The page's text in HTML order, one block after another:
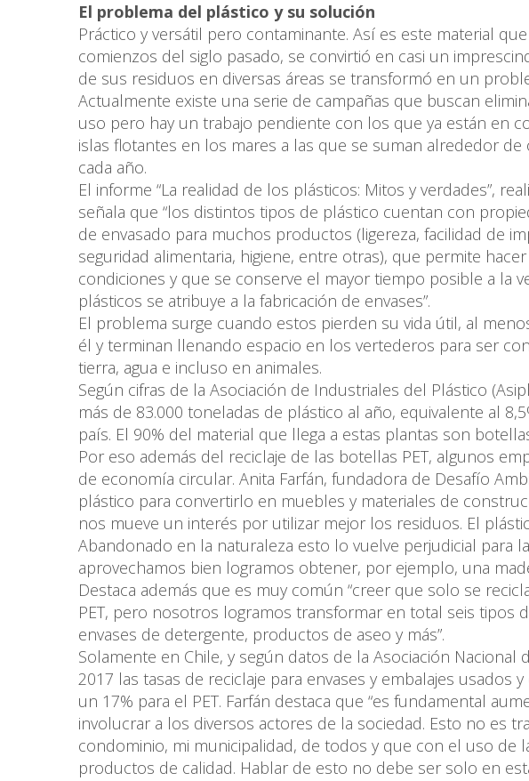
El problema del plástico y su solución
Práctico y versátil pero contaminante. Así es este material
comienzos del siglo pasado, se convirtió en casi un
de sus residuos en diversas áreas se transformó en un
Actualmente existe una serie de campañas que buscan
uso pero hay un trabajo pendiente con los que ya están en
islas flotantes en los mares a las que se suman alrededor
cada año.
El informe “La realidad de los plásticos: Mitos y verdades”,
señala que “los distintos tipos de plástico cuentan con
de envasado para muchos productos (ligereza, facilidad de
seguridad alimentaria, higiene, entre otras), que permite
condiciones y que se conserve el mayor tiempo posible a la
plásticos se atribuye a la fabricación de envases”.
El problema surge cuando estos pierden su vida útil, al
él y terminan llenando espacio en los vertederos para ser
tierra, agua e incluso en animales.
Según cifras de la Asociación de Industriales del Plástico
más de 83.000 toneladas de plástico al año, equivalente al
país. El 90% del material que llega a estas plantas son
Por eso además del reciclaje de las botellas PET, algunos
de economía circular. Anita Farfán, fundadora de Desafío
plástico para convertirlo en muebles y materiales de
nos mueve un interés por utilizar mejor los residuos. El
Abandonado en la naturaleza esto lo vuelve perjudicial para
aprovechamos bien logramos obtener, por ejemplo, una
Destaca además que es muy común “creer que solo se
PET, pero nosotros logramos transformar en total seis tipos
envases de detergente, productos de aseo y más”.
Solamente en Chile, y según datos de la Asociación Nacional
2017 las tasas de reciclaje para envases y embalajes
un 17% para el PET. Farfán destaca que “es fundamental
involucrar a los diversos actores de la sociedad. Esto no es
condominio, mi municipalidad, de todos y que con el uso
productos de calidad. Hablar de esto no debe ser solo en